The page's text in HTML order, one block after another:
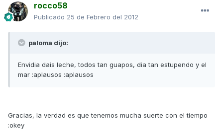
rocco58
Publicado 25 de Febrero del 2012
paloma dijo:
Envidia dais leche, todos tan guapos, dia tan estupendo y el
mar :aplausos :aplausos
Gracias, la verdad es que tenemos mucha suerte con el tiempo
:okey